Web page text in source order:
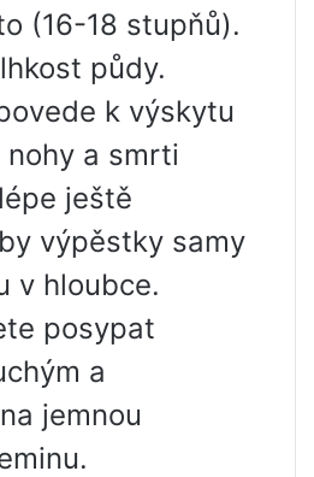
(16-18 stupňů).
půdy.
k výskytu
nohy a smrti
ještě
výpěstky samy
v hloubce.
posypat
a
jemnou